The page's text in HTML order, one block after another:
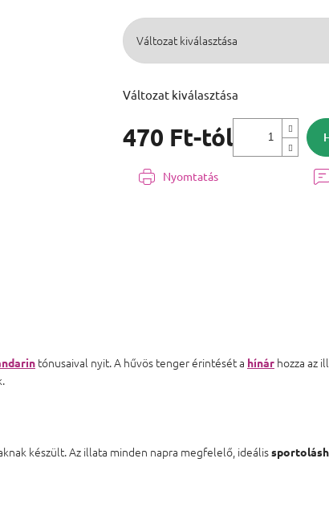
470 Ft-tól
Változat kiválasztása
Nyomtatás
tónusaival nyit. A hűvös tenger érintését a hínár hozza az
készült. Az illata minden napra megfelelő, ideális